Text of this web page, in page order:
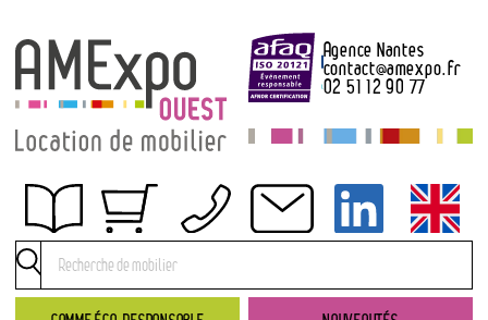
Agence Nantes
contact@amexpo.fr
02 51 12 90 77
Obtenir un devis
Conditions générales de location
Conditions de règlement